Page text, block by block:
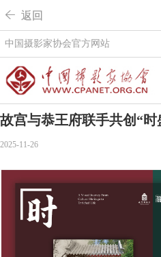
 返回
中国摄影家协会官方网站
故宫与恭王府联手共创“
2025-11-26